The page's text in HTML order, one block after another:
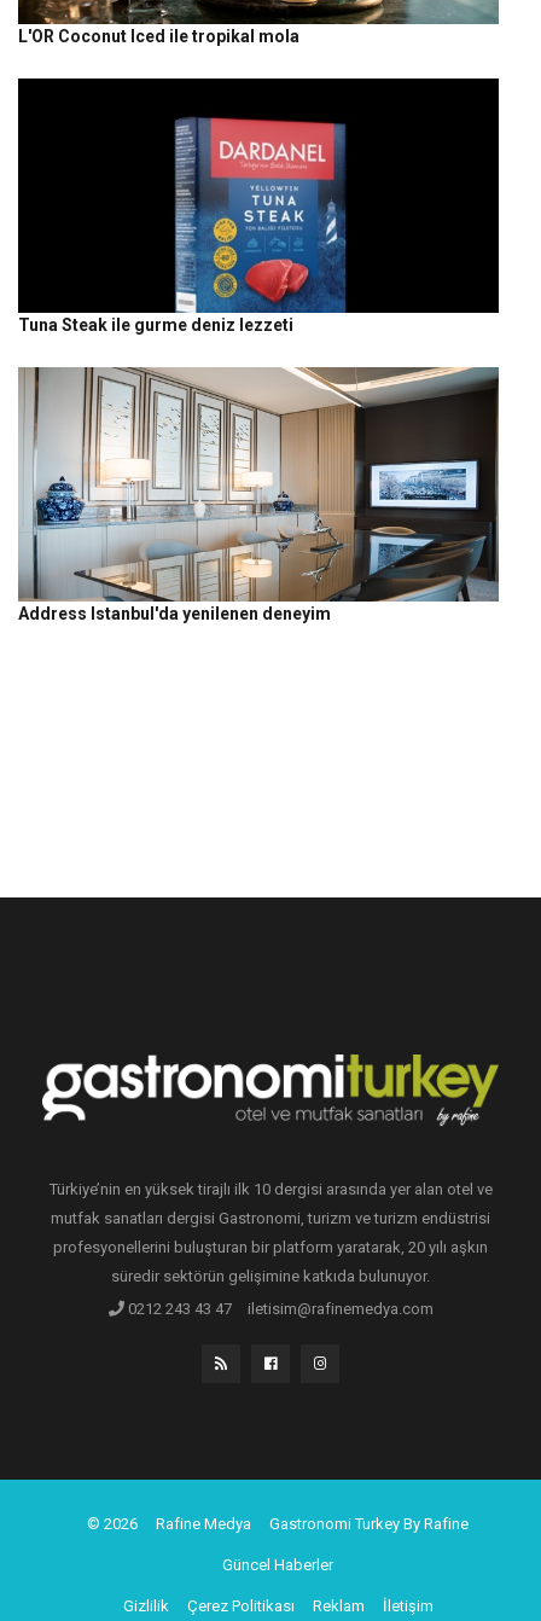
L'OR Coconut Iced ile tropikal mola
Tuna Steak ile gurme deniz lezzeti
Address Istanbul'da yenilenen deneyim
Türkiye’nin en yüksek tirajlı ilk 10 dergisi arasında yer alan otel ve
mutfak sanatları dergisi Gastronomi, turizm ve turizm endüstrisi
profesyonellerini buluşturan bir platform yaratarak, 20 yılı aşkın
süredir sektörün gelişimine katkıda bulunuyor.
0212 243 43 47
iletisim@rafinemedya.com
© 2026 Rafine Medya Gastronomi Turkey By Rafine
Güncel Haberler
Gizlilik Çerez Politikası Reklam İletişim